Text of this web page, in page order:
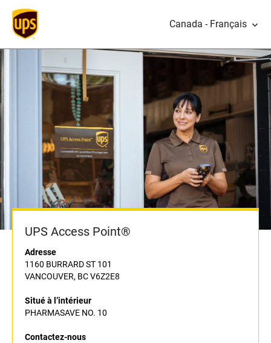
Canada - Français
UPS Access Point®
Adresse
1160 BURRARD ST 101
VANCOUVER, BC V6Z2E8
Situé à l’intérieur
PHARMASAVE NO. 10
Contactez-nous